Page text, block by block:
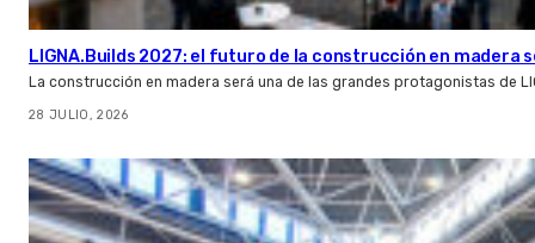
LIGNA.Builds 2027: el futuro de la construcción en madera
La construcción en madera será una de las grandes protagonistas de
28 JULIO, 2026